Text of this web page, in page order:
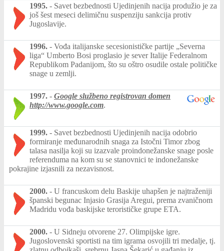
1995. - Savet bezbednosti Ujedinjenih nacija produžio je za
još šest meseci delimičnu suspenziju sankcija protiv
Jugoslavije.
1996. - Vođa italijanske secesionističke partije „Severna
liga“ Umberto Bosi proglasio je sever Italije Federalnom
Republikom Padanijom, što su oštro osudile ostale političke
snage u zemlji.
1997. - Google službeno registrovan domen
http://www.google.com.
1999. - Savet bezbednosti Ujedinjenih nacija odobrio
formiranje međunarodnih snaga za Istočni Timor zbog
talasa nasilja koji su izazvale proindonežanske snage posle
referenduma na kom su se stanovnici te indonežanske
pokrajine izjasnili za nezavisnost.
2000. - U francuskom delu Baskije uhapšen je najtraženiji
španski begunac Injasio Grasija Aregui, prema zvaničnom
Madridu vođa baskijske terorističke grupe ETA.
2000. - U Sidneju otvorene 27. Olimpijske igre.
Jugoslovenski sportisti na tim igrama osvojili tri medalje, tj.